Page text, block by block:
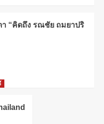
“คิดถึง รณชัย ถมยาปริ